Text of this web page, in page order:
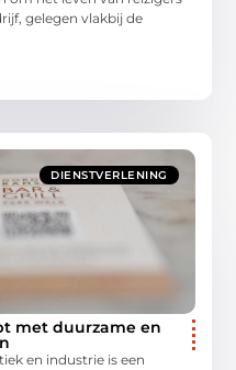
gelegen vlakbij de
DIENSTVERLENING
met duurzame en
en industrie is een